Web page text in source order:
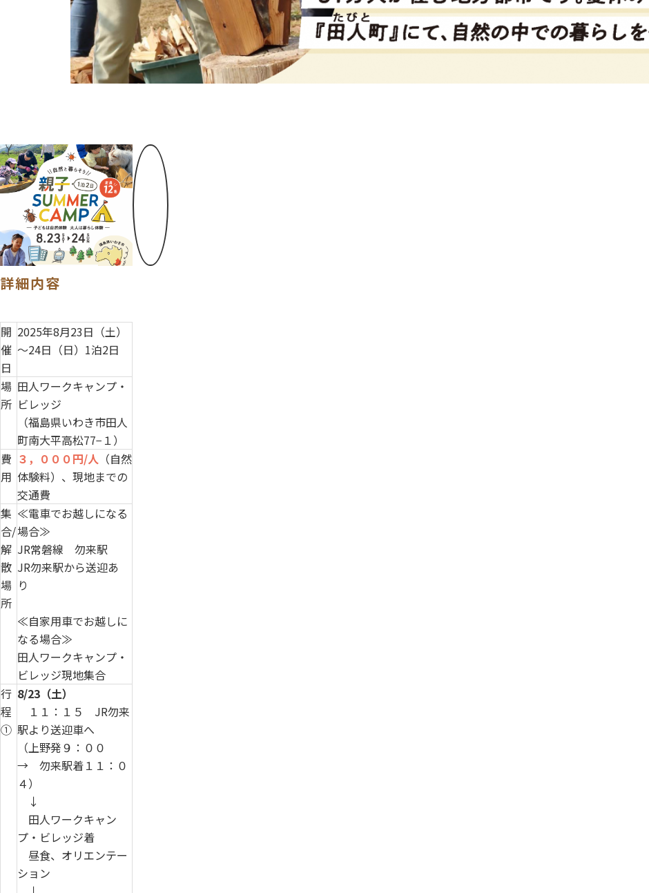
詳細内容
開
催
日
2025年8月23日（土）
～24日（日）1泊2日
場
所
田人ワークキャンプ・
ビレッジ
（福島県いわき市田人
町南大平高松77−１）
費
用
３，０００円/人 （自然
体験料）、現地までの
交通費
集
合/
解
散
場
所
≪電車でお越しになる
場合≫
JR常磐線 勿来駅
JR勿来駅から送迎あ
り
≪自家用車でお越しに
なる場合≫
田人ワークキャンプ・
ビレッジ現地集合
行
程
①
8/23（土）
１１：１５ JR勿来
駅より送迎車へ
（上野発９：００
→ 勿来駅着１１：０
４）
↓
田人ワークキャン
プ・ビレッジ着
昼食、オリエンテー
ション